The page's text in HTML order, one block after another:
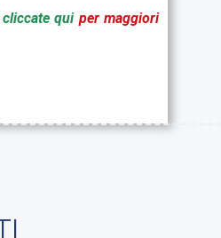
cliccate qui per maggiori